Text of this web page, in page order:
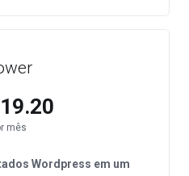
mês
Wordpress em um